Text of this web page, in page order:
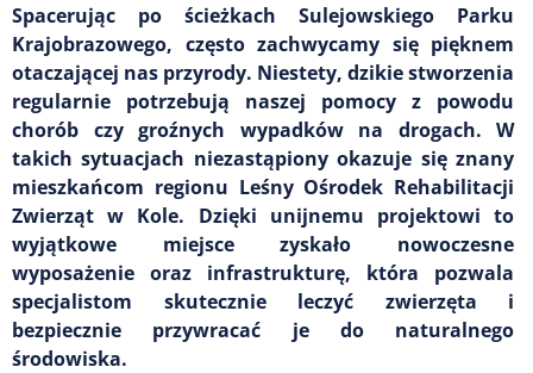
Spacerując po ścieżkach Sulejowskiego Parku
Krajobrazowego, często zachwycamy się pięknem
otaczającej nas przyrody. Niestety, dzikie stworzenia
regularnie potrzebują naszej pomocy z powodu
chorób czy groźnych wypadków na drogach. W
takich sytuacjach niezastąpiony okazuje się znany
mieszkańcom regionu Leśny Ośrodek Rehabilitacji
Zwierząt w Kole. Dzięki unijnemu projektowi to
wyjątkowe miejsce zyskało nowoczesne
wyposażenie oraz infrastrukturę, która pozwala
specjalistom skutecznie leczyć zwierzęta i
bezpiecznie przywracać je do naturalnego
środowiska.